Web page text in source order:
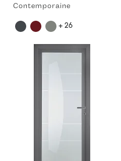
Contemporaine
+ 26